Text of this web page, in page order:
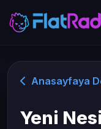
Anasayfaya
Yeni